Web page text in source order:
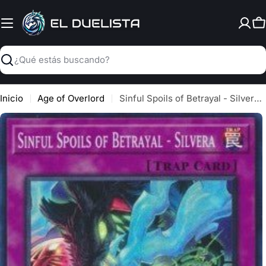
al
contenido
Buscar
Inicio Age of Overlord Sinful Spoils of Betrayal - Silvera - Age of Overlord (Super Rare) [AGOV-074]